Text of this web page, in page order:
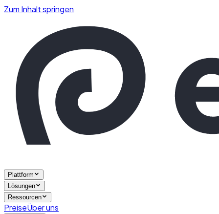
Zum Inhalt springen
Plattform
Lösungen
Ressourcen
PreiseÜber uns